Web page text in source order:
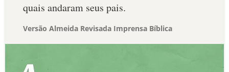
quais andaram seus pais.
Versão Almeida Revisada Imprensa Bíblica